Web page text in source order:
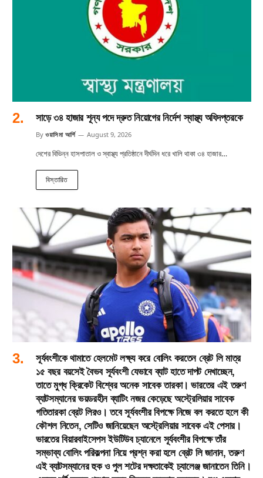
সাড়ে ৩৪ হাজার শূন্য পদে দ্রুত নিয়োগের নির্দেশ স্বাস্থ্য অধিদপ্তরকে
By ওয়াসিমা আর্শি August 9, 2026
দেশের বিভিন্ন হাসপাতাল ও স্বাস্থ্য প্রতিষ্ঠানে দীর্ঘদিন ধরে খালি থাকা ৩৪ হাজার…
বিস্তারিত
সূর্যবংশীকে থামাতে হেলমেট লক্ষ্য করে বোলিং করতেন ব্রেট লি মাত্র
১৫ বছর বয়সেই বৈভব সূর্যবংশী যেভাবে ব্যাট হাতে দাপট দেখাচ্ছেন,
তাতে মুগ্ধ ক্রিকেট বিশ্বের অনেক সাবেক তারকা। ভারতের এই তরুণ
ব্যাটসম্যানের ভয়ডরহীন ব্যাটিং নজর কেড়েছে অস্ট্রেলিয়ার সাবেক
গতিতারকা ব্রেট লিরও। তবে সূর্যবংশীর বিপক্ষে নিজে বল করতে হলে কী
কৌশল নিতেন, সেটিও জানিয়েছেন অস্ট্রেলিয়ার সাবেক এই পেসার।
ভারতের বিয়ারবাইসেপস ইউটিউব চ্যানেলে সূর্যবংশীর বিপক্ষে তাঁর
সম্ভাব্য বোলিং পরিকল্পনা নিয়ে প্রশ্ন করা হলে ব্রেট লি জানান, তরুণ
এই ব্যাটসম্যানের হুক ও পুল শটের দক্ষতাকেই চ্যালেঞ্জ জানাতেন তিনি।